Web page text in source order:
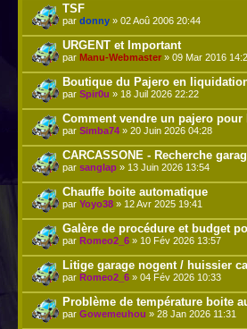
TSF
par donny » 02 Aoû 2006 20:44
URGENT et Important
par Manu-Webmaster » 09 Mar 2016
Boutique du Pajero en
par Spir0u » 18 Juil 2026 22:22
Comment vendre un pajero
par Simba74 » 20 Juin 2026 04:28
CARCASSONE - Recherche
par sanglap » 13 Juin 2026 13:54
Chauffe boite automatique
par Yoyo38 » 12 Avr 2025 19:41
Galère de procédure et budget
par Romeo2_6 » 10 Fév 2026 13:57
Litige garage nogent / huissier
par Romeo2_6 » 04 Fév 2026 10:33
Problème de température boite
par Gowemeuhou » 28 Jan 2026 11:31